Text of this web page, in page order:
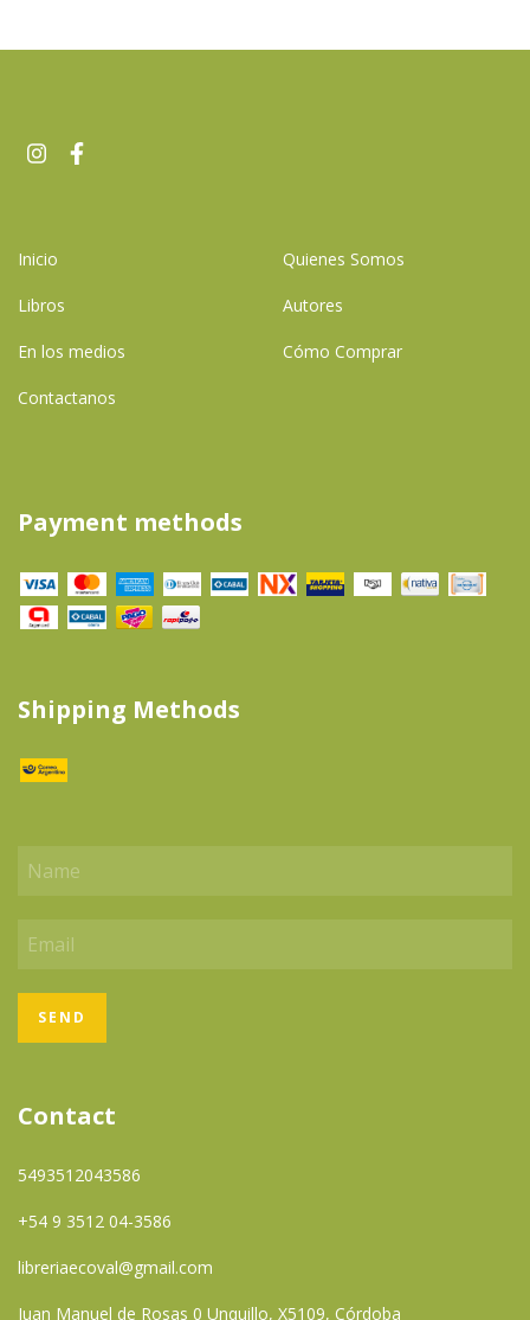
Inicio Quienes Somos
Libros Autores
En los medios Cómo Comprar
Contactanos
Payment methods
Shipping Methods
Contact
5493512043586
+54 9 3512 04-3586
libreriaecoval@gmail.com
Juan Manuel de Rosas 0 Unquillo, X5109, Córdoba